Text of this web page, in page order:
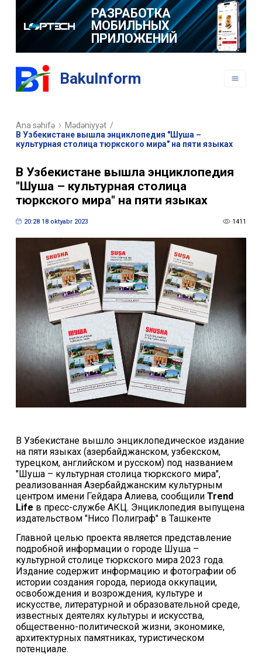
РАЗРАБОТКА
МОБИЛЬНЫХ
ПРИЛОЖЕНИЙ
BakuInform
Ana səhifə Mədəniyyət /
В Узбекистане вышла энциклопедия "Шуша –
культурная столица тюркского мира" на пяти языках
В Узбекистане вышла энциклопедия
"Шуша – культурная столица
тюркского мира" на пяти языках
20:28 18 oktyabr 2023 1411
В Узбекистане вышло энциклопедическое издание
на пяти языках (азербайджанском, узбекском,
турецком, английском и русском) под названием
"Шуша – культурная столица тюркского мира",
реализованная Азербайджанским культурным
центром имени Гейдара Алиева, сообщили Trend
Life в пресс-службе АКЦ. Энциклопедия выпущена
издательством "Нисо Полиграф" в Ташкенте
Главной целью проекта является представление
подробной информации о городе Шуша –
культурной столице тюркского мира 2023 года.
Издание содержит информацию и фотографии об
истории создания города, периода оккупации,
освобождения и возрождения, культуре и
искусстве, литературной и образовательной среде,
известных деятелях культуры и искусства,
общественно-политической жизни, экономике,
архитектурных памятниках, туристическом
потенциале.